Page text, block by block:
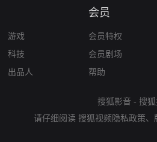
游戏
科技
出品人
会员
会员特权
会员剧场
帮助
搜狐影音 - 搜
请仔细阅读 搜狐视频隐私政策、